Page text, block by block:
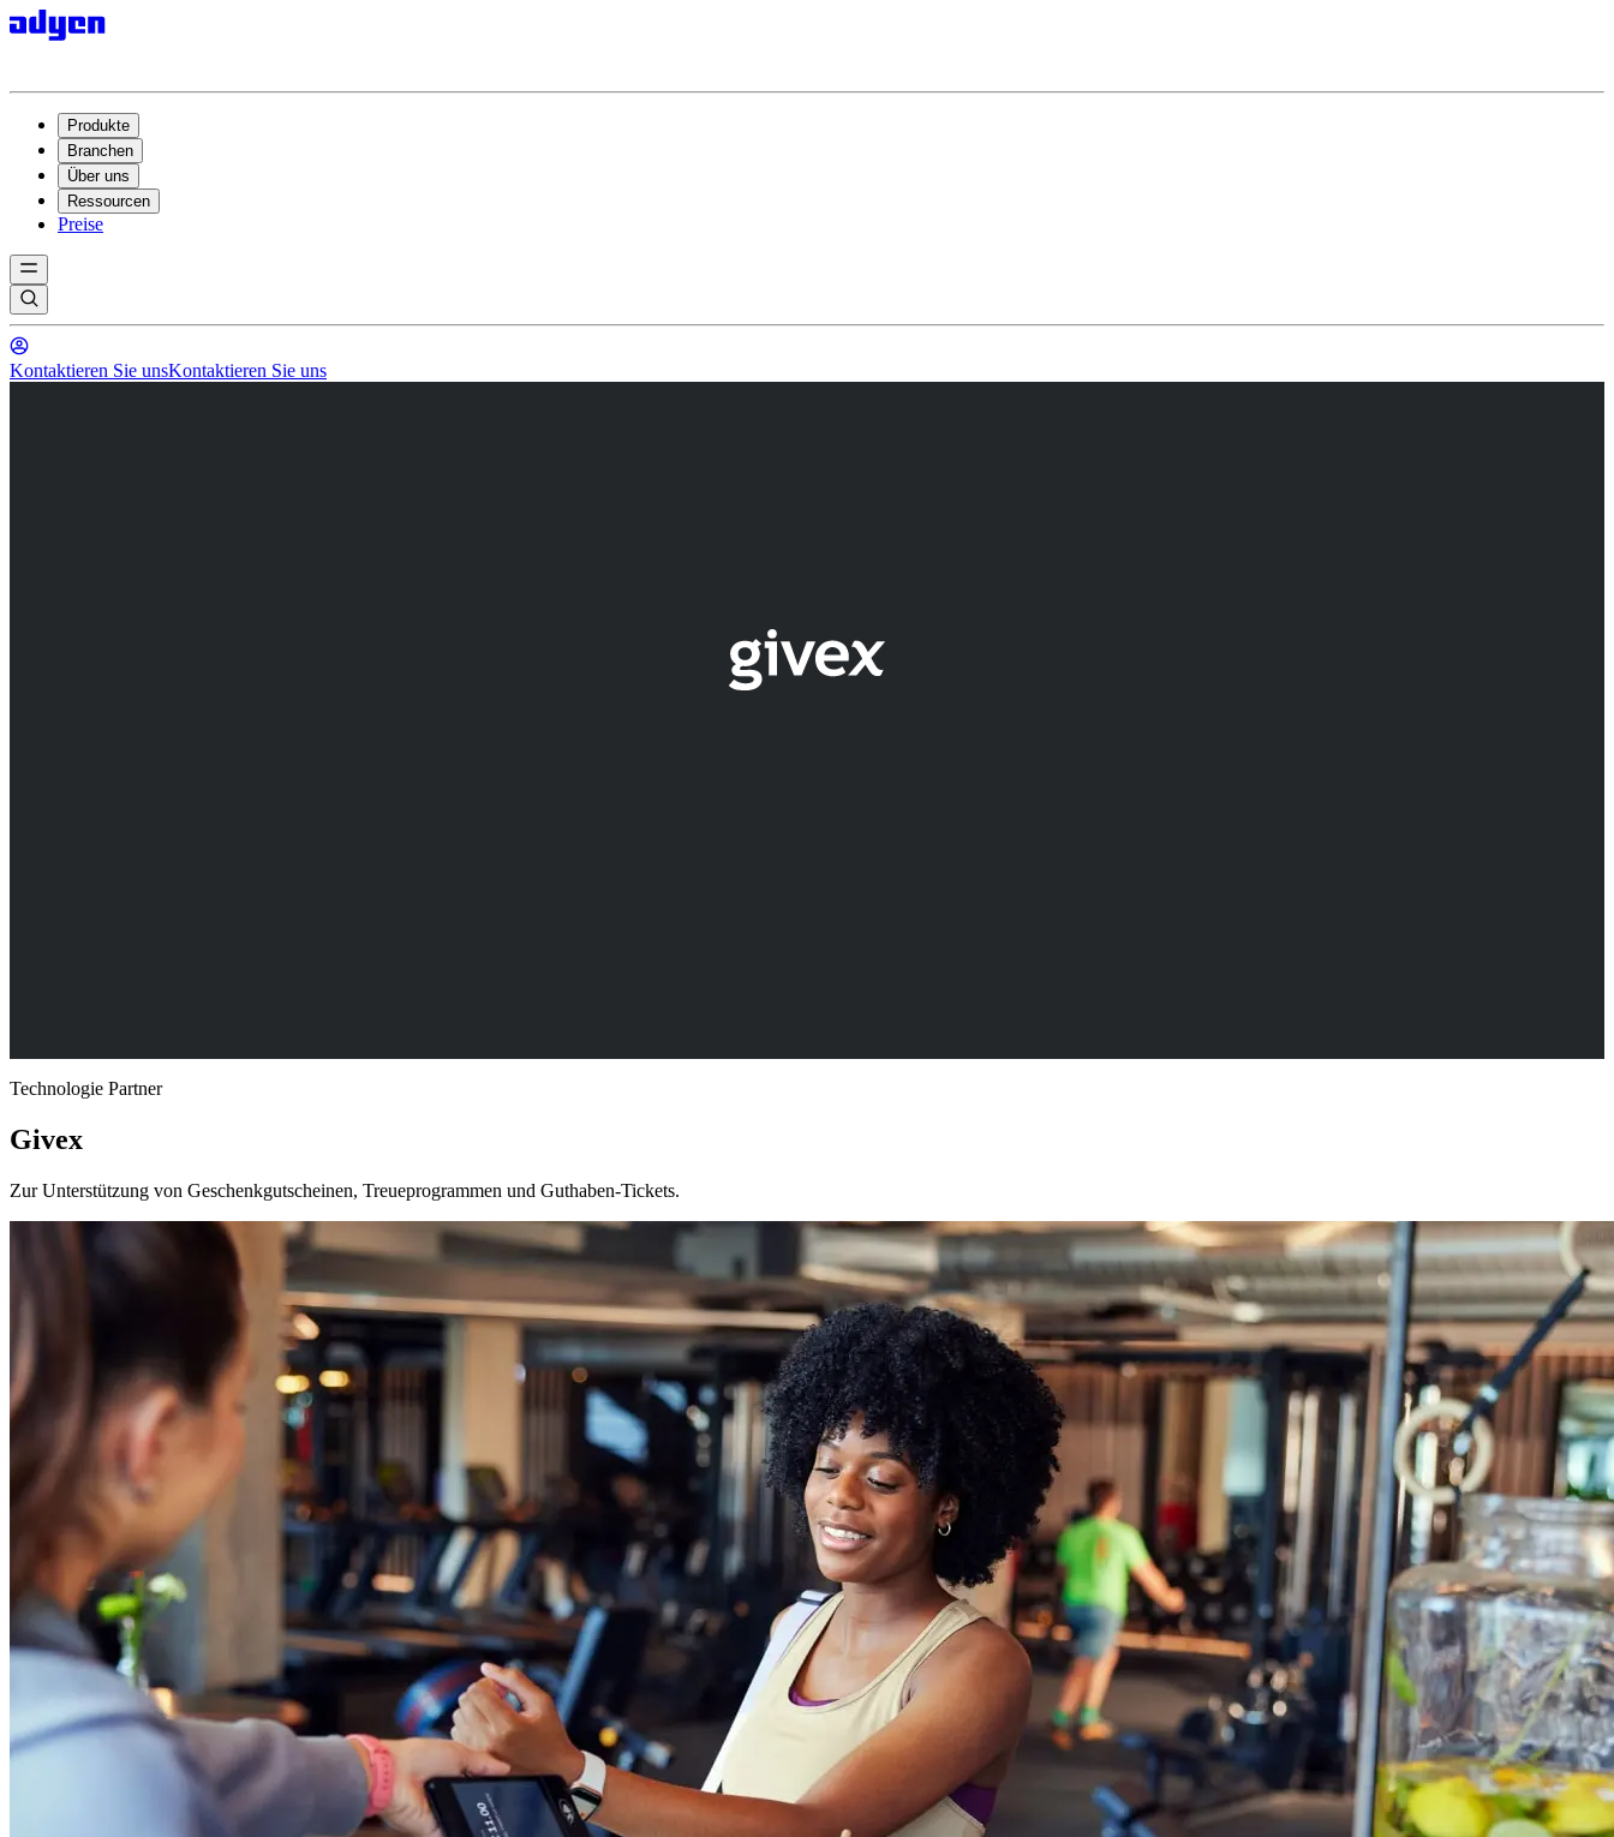
Produkte
Branchen
Über uns
Ressourcen
Preise
Kontaktieren Sie unsKontaktieren Sie uns
Technologie Partner
Givex
Zur Unterstützung von Geschenkgutscheinen, Treueprogrammen und Guthaben-Tickets.